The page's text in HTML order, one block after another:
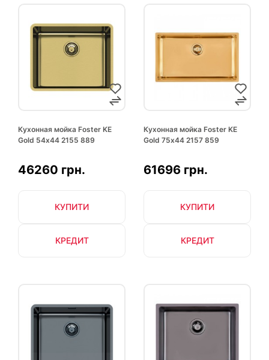
Кухонная мойка Foster KE
Gold 54х44 2155 889
46260 грн.
КУПИТИ
КРЕДИТ
Кухонная мойка Foster KE
Gold 75х44 2157 859
61696 грн.
КУПИТИ
КРЕДИТ